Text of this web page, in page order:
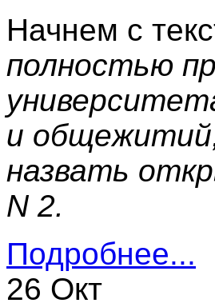
Начнем с
полностью
и
назвать
N 2.
Подробнее...
26 Окт